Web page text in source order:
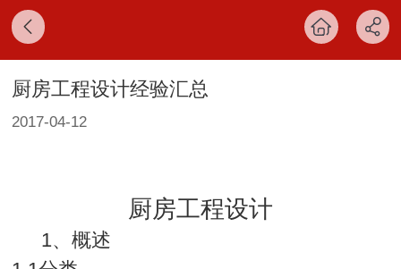
厨房工程设计经验汇总
2017-04-12
厨房工程设计
1、概述